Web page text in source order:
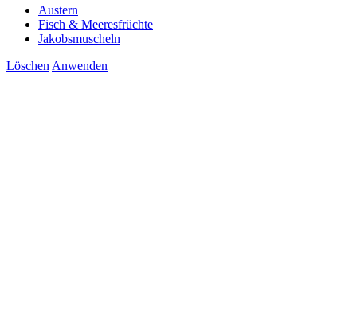
Austern
Fisch & Meeresfrüchte
Jakobsmuscheln
Löschen Anwenden